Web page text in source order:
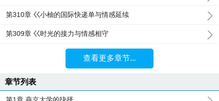
第310章 巜小柚的国际快递单与情感延续
第309章 巜时光的接力与情感相守
查看更多章节...
章节列表